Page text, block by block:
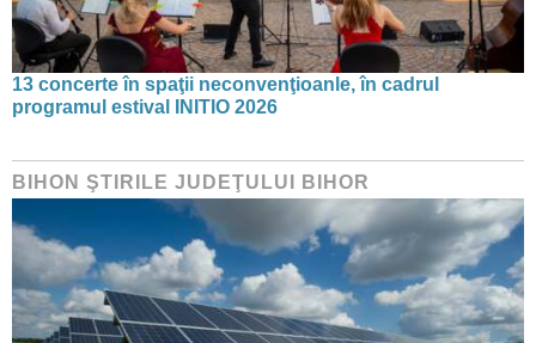
13 concerte în spaţii neconvenţioanle, în cadrul
programul estival INITIO 2026
BIHON ŞTIRILE JUDEŢULUI BIHOR